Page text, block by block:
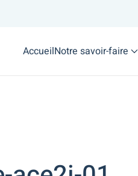
AccueilNotre savoir-faire